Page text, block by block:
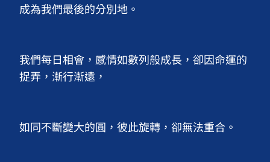
成為我們最後的分別地。
我們每日相會，感情如數列般成長，卻因命運的
捉弄，漸行漸遠，
如同不斷變大的圓，彼此旋轉，卻無法重合。